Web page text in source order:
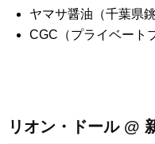
ヤマサ醤油（千葉県銚
CGC（プライベート
リオン・ドール @